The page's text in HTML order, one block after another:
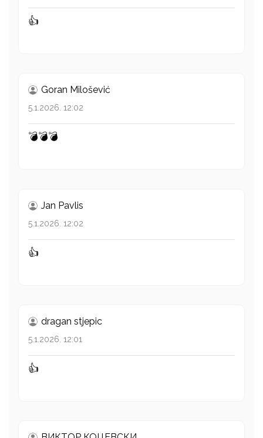
👍
Goran Milošević
5.1.2026. 12:02
💣💣💣
Jan Pavlis
5.1.2026. 12:02
👍
dragan stjepic
5.1.2026. 12:01
👍